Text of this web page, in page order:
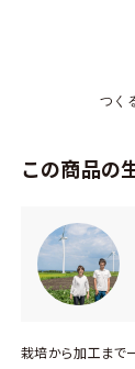
つく
この商品の
栽培から加工まで